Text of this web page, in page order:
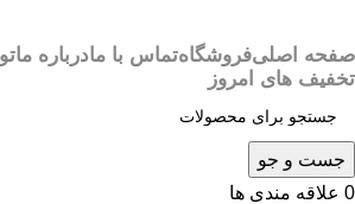
صفحه اصلیفروشگاهتماس با مادرباره ما
تخفیف های امروز
جست و جو
0 علاقه مندی ها